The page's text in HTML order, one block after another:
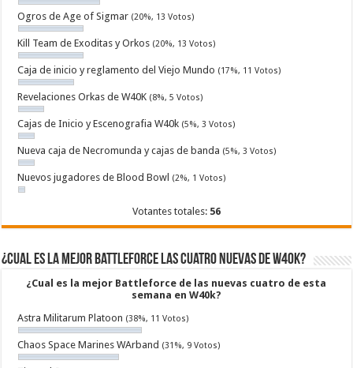
Ogros de Age of Sigmar (20%, 13 Votos)
Kill Team de Exoditas y Orkos (20%, 13 Votos)
Caja de inicio y reglamento del Viejo Mundo (17%, 11 Votos)
Revelaciones Orkas de W40K (8%, 5 Votos)
Cajas de Inicio y Escenografia W40k (5%, 3 Votos)
Nueva caja de Necromunda y cajas de banda (5%, 3 Votos)
Nuevos jugadores de Blood Bowl (2%, 1 Votos)
Votantes totales: 56
¿Cual es la mejor Battleforce las cuatro nuevas de W40k?
¿Cual es la mejor Battleforce de las nuevas cuatro de esta
semana en W40k?
Astra Militarum Platoon (38%, 11 Votos)
Chaos Space Marines WArband (31%, 9 Votos)